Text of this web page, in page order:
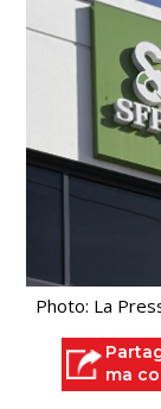
Photo: La
ma